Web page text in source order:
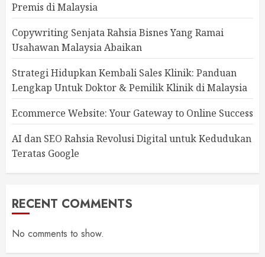
Premis di Malaysia
Copywriting Senjata Rahsia Bisnes Yang Ramai
Usahawan Malaysia Abaikan
Strategi Hidupkan Kembali Sales Klinik: Panduan
Lengkap Untuk Doktor & Pemilik Klinik di Malaysia
Ecommerce Website: Your Gateway to Online Success
AI dan SEO Rahsia Revolusi Digital untuk Kedudukan
Teratas Google
RECENT COMMENTS
No comments to show.